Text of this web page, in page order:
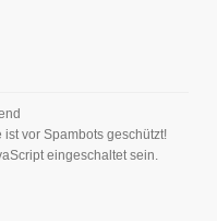
ist vor Spambots geschützt!
eingeschaltet sein.